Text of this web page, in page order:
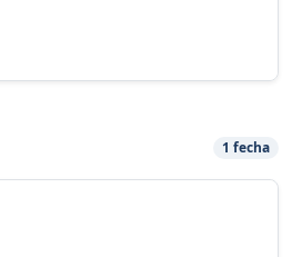
1 fecha